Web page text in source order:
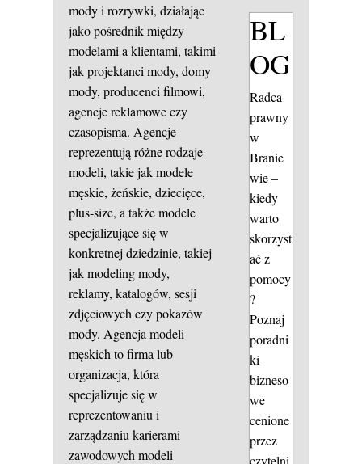
mody i rozrywki, działając
jako pośrednik między
modelami a klientami, takimi
jak projektanci mody, domy
mody, producenci filmowi,
agencje reklamowe czy
czasopisma. Agencje
reprezentują różne rodzaje
modeli, takie jak modele
męskie, żeńskie, dziecięce,
plus-size, a także modele
specjalizujące się w
konkretnej dziedzinie, takiej
jak modeling mody,
reklamy, katalogów, sesji
zdjęciowych czy pokazów
mody. Agencja modeli
męskich to firma lub
organizacja, która
specjalizuje się w
reprezentowaniu i
zarządzaniu karierami
zawodowych modeli
BL
OG
Radca
prawny
w
Branie
wie –
kiedy
warto
skorzyst
ać z
pomocy
?
Poznaj
poradni
ki
bizneso
we
cenione
przez
czytelni